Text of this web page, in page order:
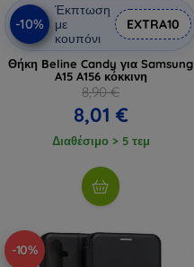
-10%
Έκπτωση
με
κουπόνι
EXTRA10
Θήκη Beline Candy για Samsung
A15 A156 κόκκινη
8,90 €
8,01 €
Διαθέσιμο > 5 τεμ
-10%